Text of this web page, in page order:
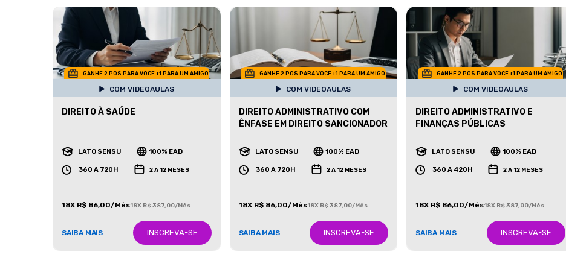
GANHE 2 POS PARA VOCE +1 PARA UM AMIGO
COM VIDEOAULAS
DIREITO À SAÚDE
LATO SENSU 100% EAD
360 A 720H 2 A 12 MESES
18X R$ 86,00/Mês18X R$ 387,00/Mês
SAIBA MAIS INSCREVA-SE
GANHE 2 POS PARA VOCE +1 PARA UM AMIGO
COM VIDEOAULAS
DIREITO ADMINISTRATIVO COM
ÊNFASE EM DIREITO SANCIONADOR
LATO SENSU 100% EAD
360 A 720H 2 A 12 MESES
18X R$ 86,00/Mês18X R$ 387,00/Mês
SAIBA MAIS INSCREVA-SE
GANHE 2 POS PARA VOCE +1 PARA UM AMIGO
COM VIDEOAULAS
DIREITO ADMINISTRATIVO E
FINANÇAS PÚBLICAS
LATO SENSU 100% EAD
360 A 420H 2 A 12 MESES
18X R$ 86,00/Mês18X R$ 387,00/Mês
SAIBA MAIS INSCREVA-SE